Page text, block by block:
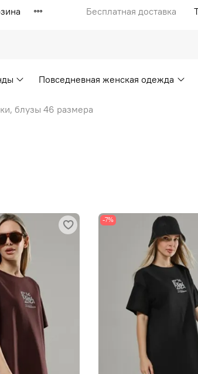
Бесплатная доставка
Повседневная женская одежда
блузы 46 размера
-7%